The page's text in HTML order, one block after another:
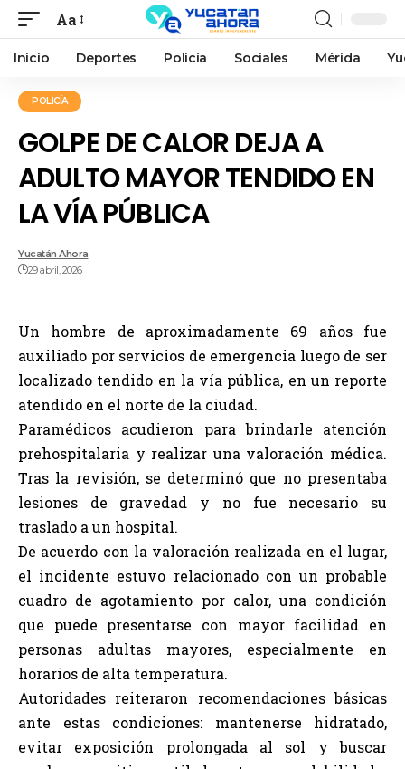
Aa
Inicio Deportes Policía Sociales Mérida
POLICÍA
GOLPE DE CALOR DEJA A
ADULTO MAYOR TENDIDO EN
LA VÍA PÚBLICA
Yucatán Ahora
29 abril, 2026
Un hombre de aproximadamente 69 años fue
auxiliado por servicios de emergencia luego de ser
localizado tendido en la vía pública, en un reporte
atendido en el norte de la ciudad.
Paramédicos acudieron para brindarle atención
prehospitalaria y realizar una valoración médica.
Tras la revisión, se determinó que no presentaba
lesiones de gravedad y no fue necesario su
traslado a un hospital.
De acuerdo con la valoración realizada en el lugar,
el incidente estuvo relacionado con un probable
cuadro de agotamiento por calor, una condición
que puede presentarse con mayor facilidad en
personas adultas mayores, especialmente en
horarios de alta temperatura.
Autoridades reiteraron recomendaciones básicas
ante estas condiciones: mantenerse hidratado,
evitar exposición prolongada al sol y buscar